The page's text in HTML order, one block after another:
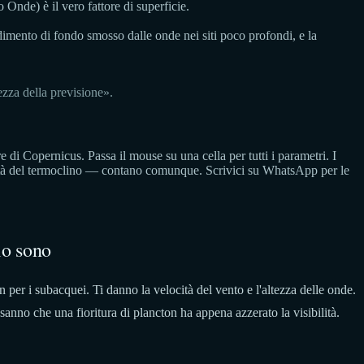
è il vero fattore di superficie.
di fondo smosso dalle onde nei siti poco profondi, e la
della previsione».
Copernicus. Passa il mouse su una cella per tutti i parametri. I
del termoclino — contano comunque. Scrivici su WhatsApp per le
sono
i subacquei. Ti danno la velocità del vento e l'altezza delle onde.
che una fioritura di plancton ha appena azzerato la visibilità.